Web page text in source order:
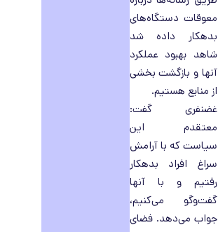
معوقات دستگاه‌های
بدهکار داده شد
شاهد بهبود عملکرد
آنها و بازگشت بخشی
از منابع هستیم.
غضنفری گفت:
معتقدم این
سیاست که با آرامش
سراغ افراد بدهکار
رفتیم و با آنها
گفت‌وگو می‌کنیم،
جواب می‌دهد. فضای